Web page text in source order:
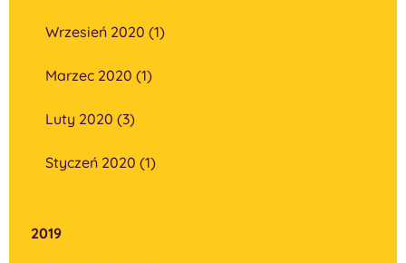
Wrzesień 2020 (1)
Marzec 2020 (1)
Luty 2020 (3)
Styczeń 2020 (1)
2019